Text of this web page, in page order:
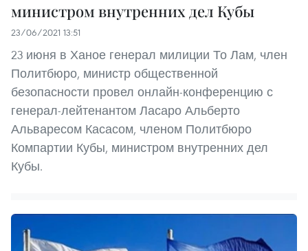
министром внутренних дел Кубы
23/06/2021 13:51
23 июня в Ханое генерал милиции То Лам, член
Политбюро, министр общественной
безопасности провел онлайн-конференцию с
генерал-лейтенантом Ласаро Альберто
Альваресом Касасом, членом Политбюро
Компартии Кубы, министром внутренних дел
Кубы.